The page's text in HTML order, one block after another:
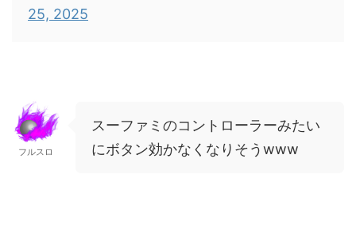
25, 2025
フルスロ
スーファミのコントローラーみたい
にボタン効かなくなりそうwww